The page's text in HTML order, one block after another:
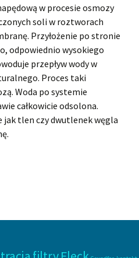
w procesie osmozy
soli w roztworach
Przyłożenie po stronie
odpowiednio wysokiego
przepływ wody w
Proces taki
Woda po systemie
całkowicie odsolona.
jak tlen czy dwutlenek węgla